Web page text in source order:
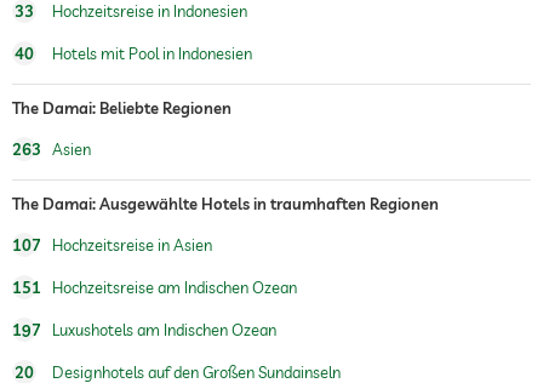
33 Hochzeitsreise in Indonesien
40 Hotels mit Pool in Indonesien
The Damai: Beliebte Regionen
263 Asien
The Damai: Ausgewählte Hotels in traumhaften Regionen
107 Hochzeitsreise in Asien
151 Hochzeitsreise am Indischen Ozean
197 Luxushotels am Indischen Ozean
20 Designhotels auf den Großen Sundainseln